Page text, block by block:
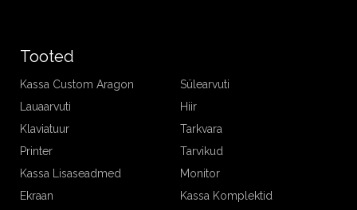
Tooted
Kassa Custom Aragon
Sülearvuti
Lauaarvuti
Hiir
Klaviatuur
Tarkvara
Printer
Tarvikud
Kassa Lisaseadmed
Monitor
Ekraan
Kassa Komplektid